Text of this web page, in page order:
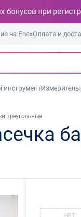
бонусов при
на EnexОплата и
инструмент
треугольные
НЕТ